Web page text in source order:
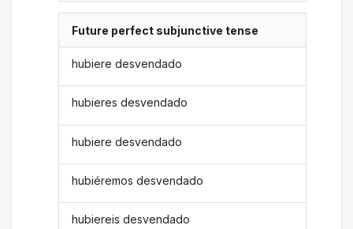
Future perfect subjunctive tense
hubiere desvendado
hubieres desvendado
hubiere desvendado
hubiéremos desvendado
hubiereis desvendado